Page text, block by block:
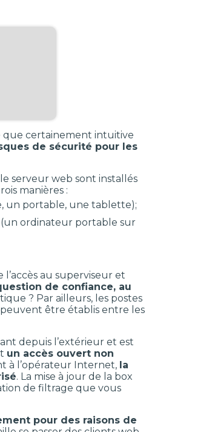
que certainement intuitive
de sécurité pour les
serveur web sont installés
manières :
un portable, une tablette);
ordinateur portable sur
au superviseur et
de confiance, au
? Par ailleurs, les postes
être établis entre les
depuis l’extérieur et est
un accès ouvert non
à l’opérateur Internet, la
. La mise à jour de la box
de filtrage que vous
pour des raisons de